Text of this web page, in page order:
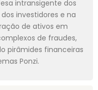
intransigente dos
investidores e na
de ativos em
de fraudes,
pirâmides financeiras
Ponzi.